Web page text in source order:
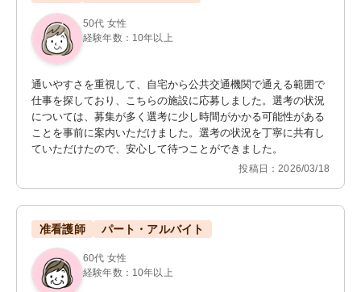
50代 女性
経験年数：10年以上
通いやすさを重視して、自宅から公共交通機関で通える範囲で
仕事を探しており、こちらの施設に応募しました。選考の状況
については、募集が多く選考に少し時間がかかる可能性がある
ことを事前に案内いただけました。選考の状況を丁寧に共有し
ていただけたので、安心して待つことができました。
投稿日：2026/03/18
准看護師 パート・アルバイト
60代 女性
経験年数：10年以上